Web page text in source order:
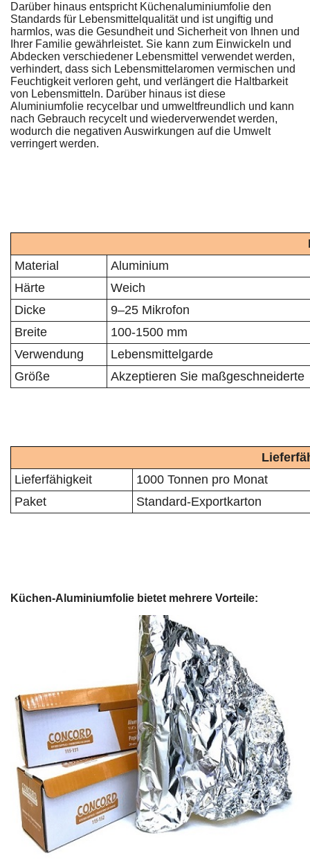
Darüber hinaus entspricht Küchenaluminiumfolie den
Standards für Lebensmittelqualität und ist ungiftig und
harmlos, was die Gesundheit und Sicherheit von Ihnen und
Ihrer Familie gewährleistet. Sie kann zum Einwickeln und
Abdecken verschiedener Lebensmittel verwendet werden,
verhindert, dass sich Lebensmittelaromen vermischen und
Feuchtigkeit verloren geht, und verlängert die Haltbarkeit
von Lebensmitteln. Darüber hinaus ist diese
Aluminiumfolie recycelbar und umweltfreundlich und kann
nach Gebrauch recycelt und wiederverwendet werden,
wodurch die negativen Auswirkungen auf die Umwelt
verringert werden.
Material
Aluminium
Härte
Weich
Dicke
9–25 Mikrofon
Breite
100-1500 mm
Verwendung
Lebensmittelgarde
Größe
Akzeptieren Sie maßgeschneiderte
Lieferfähigkeit
1000 Tonnen pro Monat
Paket
Standard-Exportkarton
Küchen-Aluminiumfolie bietet mehrere Vorteile: